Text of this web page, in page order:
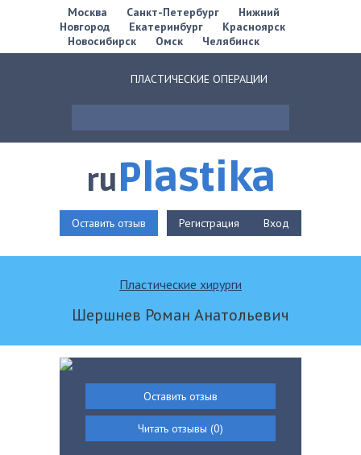
Москва Санкт-Петербург
Нижний
Новгород
Екатеринбург
Красноярск
Новосибирск
Омск Челябинск
ПЛАСТИЧЕСКИЕ ОПЕРАЦИИ
ruPlastika
Оставить отзыв Регистрация Вход
Оставить отзыв
Читать отзывы (0)
Пластические хирурги
Шершнев Роман Анатольевич